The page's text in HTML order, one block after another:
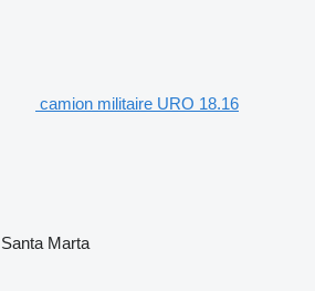
camion militaire URO 18.16
Marta